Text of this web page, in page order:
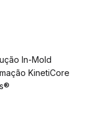
In-Mold
KinetiCore